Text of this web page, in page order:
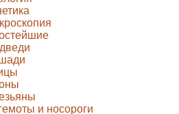
и носороги